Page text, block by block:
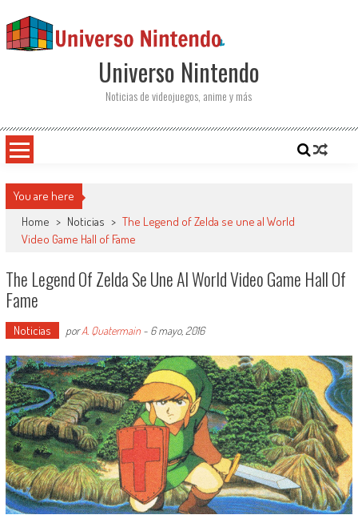
Universo Nintendo
Noticias de videojuegos, anime y más
You are here
Home > Noticias > The Legend of Zelda se une al World
Video Game Hall of Fame
The Legend Of Zelda Se Une Al World Video Game Hall Of
Fame
Noticias porA. Quatermain- 6 mayo, 2016